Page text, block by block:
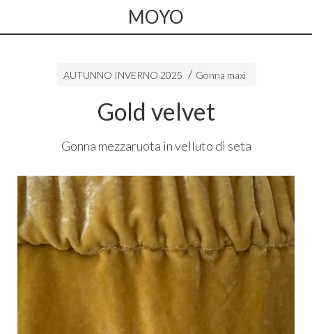
MOYO
AUTUNNO INVERNO 2025 Gonna maxi
Gold velvet
Gonna mezzaruota in velluto di seta